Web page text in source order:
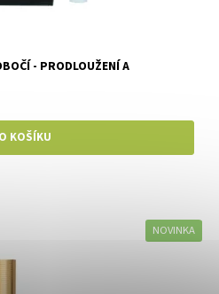
- PRODLOUŽENÍ A
NOVINKA